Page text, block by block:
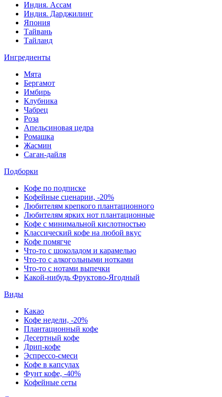
Индия. Ассам
Индия. Дарджилинг
Япония
Тайвань
Тайланд
Ингредиенты
Мята
Бергамот
Имбирь
Клубника
Чабрец
Роза
Апельсиновая цедра
Ромашка
Жасмин
Саган-дайля
Подборки
Кофе по подписке
Кофейные сценарии, -20%
Любителям крепкого плантационного
Любителям ярких нот плантационные
Кофе с минимальной кислотностью
Классический кофе на любой вкус
Кофе помягче
Что-то с шоколадом и карамелью
Что-то с алкогольными нотками
Что-то с нотами выпечки
Какой-нибудь Фруктово-Ягодный
Виды
Какао
Кофе недели, -20%
Плантационный кофе
Десертный кофе
Дрип-кофе
Эспрессо-смеси
Кофе в капсулах
Фунт кофе, -40%
Кофейные сеты